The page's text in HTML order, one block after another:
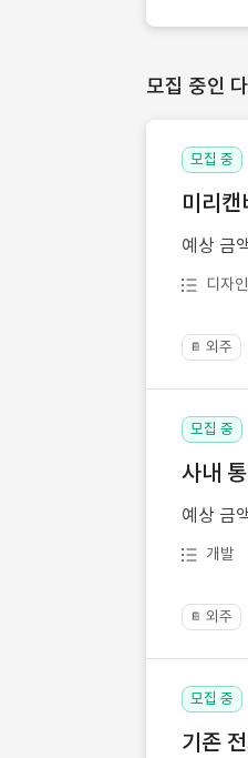
모집 중인
모집 중
미리
예상 금
디자인
📔 외주
모집 중
사내
예상 금
개발
📔 외주
모집 중
기존